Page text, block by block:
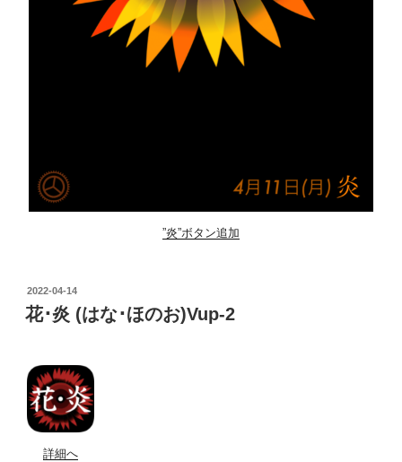
”炎”ボタン追加
POSTED
ON
2022-04-14
花･炎 (はな･ほのお)Vup-2
詳細へ